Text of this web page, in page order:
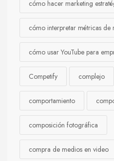
cómo hacer marketing
cómo interpretar métricas de
cómo usar YouTube para
Competify complejo
comportamiento
composición fotográfica
compra de medios en video